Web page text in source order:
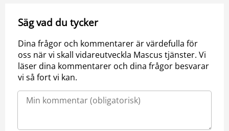
Säg vad du tycker
Dina frågor och kommentarer är värdefulla för
oss när vi skall vidareutveckla Mascus tjänster. Vi
läser dina kommentarer och dina frågor besvarar
vi så fort vi kan.